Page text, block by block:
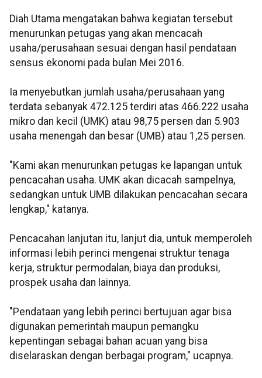
Diah Utama mengatakan bahwa kegiatan tersebut
menurunkan petugas yang akan mencacah
usaha/perusahaan sesuai dengan hasil pendataan
sensus ekonomi pada bulan Mei 2016.
Ia menyebutkan jumlah usaha/perusahaan yang
terdata sebanyak 472.125 terdiri atas 466.222 usaha
mikro dan kecil (UMK) atau 98,75 persen dan 5.903
usaha menengah dan besar (UMB) atau 1,25 persen.
"Kami akan menurunkan petugas ke lapangan untuk
pencacahan usaha. UMK akan dicacah sampelnya,
sedangkan untuk UMB dilakukan pencacahan secara
lengkap," katanya.
Pencacahan lanjutan itu, lanjut dia, untuk memperoleh
informasi lebih perinci mengenai struktur tenaga
kerja, struktur permodalan, biaya dan produksi,
prospek usaha dan lainnya.
"Pendataan yang lebih perinci bertujuan agar bisa
digunakan pemerintah maupun pemangku
kepentingan sebagai bahan acuan yang bisa
diselaraskan dengan berbagai program," ucapnya.